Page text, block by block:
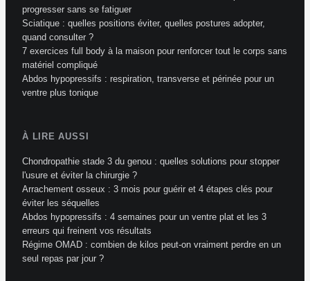
progresser sans se fatiguer
Sciatique : quelles positions éviter, quelles postures adopter,
quand consulter ?
7 exercices full body à la maison pour renforcer tout le corps sans
matériel compliqué
Abdos hypopressifs : respiration, transverse et périnée pour un
ventre plus tonique
À LIRE AUSSI
Chondropathie stade 3 du genou : quelles solutions pour stopper
l'usure et éviter la chirurgie ?
Arrachement osseux : 3 mois pour guérir et 4 étapes clés pour
éviter les séquelles
Abdos hypopressifs : 4 semaines pour un ventre plat et les 3
erreurs qui freinent vos résultats
Régime OMAD : combien de kilos peut-on vraiment perdre en un
seul repas par jour ?